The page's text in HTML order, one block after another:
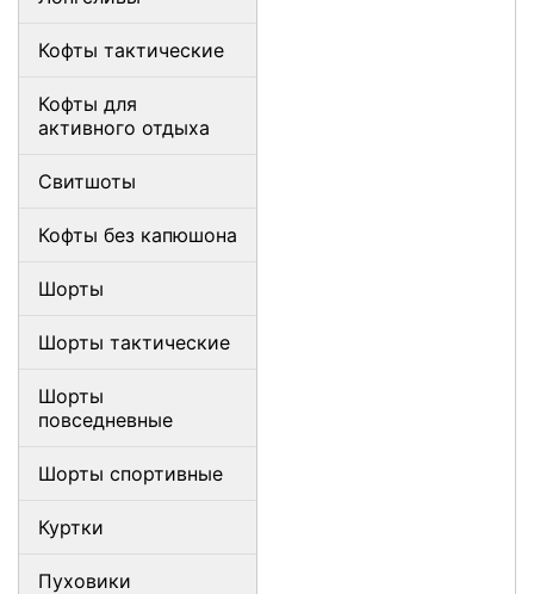
Кофты тактические
Кофты для
активного отдыха
Свитшоты
Кофты без капюшона
Шорты
Шорты тактические
Шорты
повседневные
Шорты спортивные
Куртки
Пуховики